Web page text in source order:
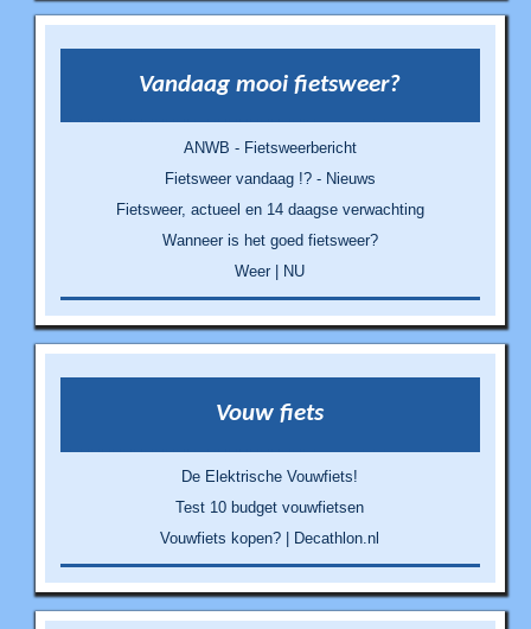
Vandaag mooi fietsweer?
ANWB - Fietsweerbericht
Fietsweer vandaag !? - Nieuws
Fietsweer, actueel en 14 daagse verwachting
Wanneer is het goed fietsweer?
Weer | NU
Vouw fiets
De Elektrische Vouwfiets!
Test 10 budget vouwfietsen
Vouwfiets kopen? | Decathlon.nl